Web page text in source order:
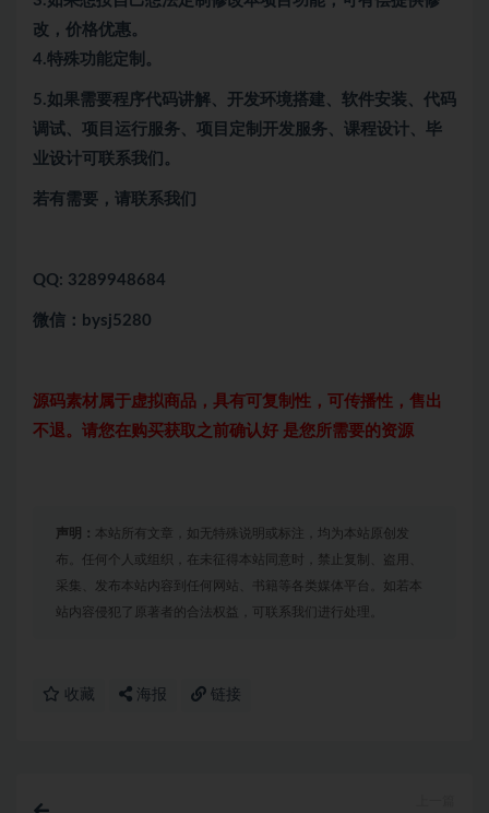
改，价格优惠。
4.特殊功能定制。
5.如果需要程序代码讲解、开发环境搭建、软件安装、代码
调试、项目运行服务、项目定制开发服务、课程设计、毕
业设计可联系我们。
若有需要，请联系我们
QQ: 3289948684
微信：bysj5280
源码素材属于虚拟商品，具有可复制性，可传播性，售出
不退。请您在购买获取之前确认好 是您所需要的资源
声明： 本站所有文章，如无特殊说明或标注，均为本站原创发
布。任何个人或组织，在未征得本站同意时，禁止复制、盗用、
采集、发布本站内容到任何网站、书籍等各类媒体平台。如若本
站内容侵犯了原著者的合法权益，可联系我们进行处理。
收藏 海报 链接